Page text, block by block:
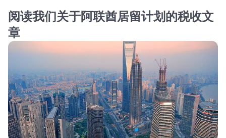
阅读我们关于阿联酋居留计划的税收文
章